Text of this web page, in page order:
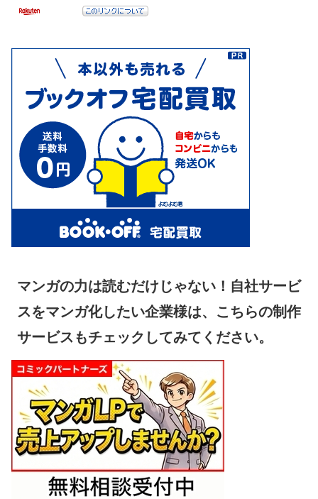
マンガの力は読むだけじゃない！自社サービ
スをマンガ化したい企業様は、こちらの制作
サービスもチェックしてみてください。